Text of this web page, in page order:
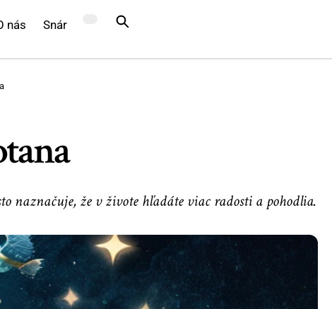
nás Snár
naznačuje, že v živote hľadáte viac radosti a pohodlia.